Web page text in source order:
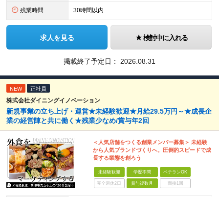
残業時間 30時間以内
求人を見る 検討中に入れる
掲載終了予定日： 2026.08.31
NEW 正社員
株式会社ダイニングイノベーション
新規事業の立ち上げ・運営★未経験歓迎★月給29.5万円～★成長企
業の経営陣と共に働く★残業少なめ/賞与年2回
＜人気店舗をつくる創業メンバー募集＞ 未経験
から人気ブランドづくりへ。圧倒的スピードで成
長する業態を創ろう
未経験歓迎 学歴不問 ベテランOK
完全週休2日 賞与複数月 面接1回